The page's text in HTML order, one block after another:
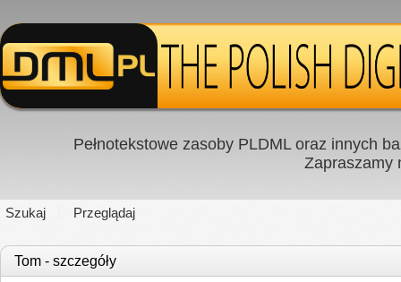
Pełnotekstowe zasoby PLDML oraz innych
Zapraszamy
Szukaj Przeglądaj
Tom - szczegóły